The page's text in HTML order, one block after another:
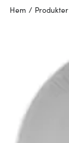
Hem / Produkter